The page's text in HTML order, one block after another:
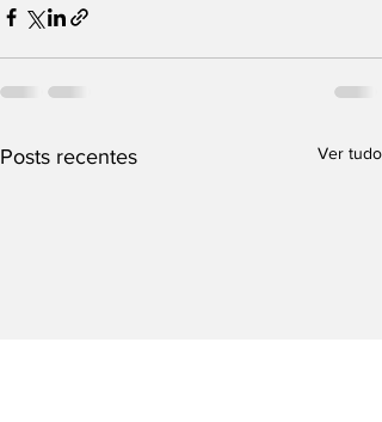
Posts recentes Ver tudo